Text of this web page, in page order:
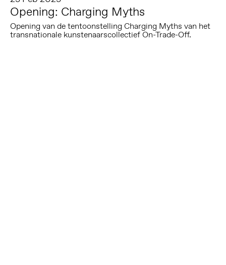
Opening: Charging Myths
Opening van de tentoonstelling Charging Myths van het
transnationale kunstenaarscollectief On-Trade-Off.